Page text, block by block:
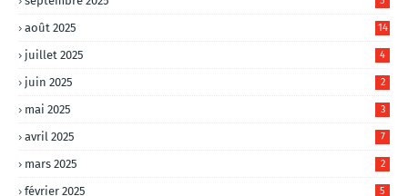
août 2025 14
juillet 2025 4
juin 2025 2
mai 2025 3
avril 2025 7
mars 2025 2
février 2025 5